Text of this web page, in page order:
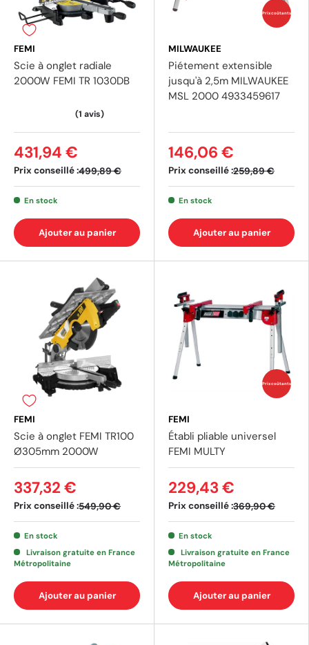
(2 avis) (10
FEMI
Scie à onglet radiale
2000W FEMI TR 1030DB
Prix conseillé :499,89 €
431,94 €
En stock
Ajouter au panier
Prix coûtants
MILWAUKEE
Piétement extensible
jusqu'à 2,5m MILWAUKEE
MSL 2000 4933459617
Prix conseillé :259,89 €
146,06 €
En stock
Ajouter au panier
FEMI
Scie à onglet FEMI TR100
Ø305mm 2000W
Prix conseillé :549,90 €
337,32 €
En stock
Livraison gratuite en France
Métropolitaine
Ajouter au panier
Prix coûtants
FEMI
Établi pliable universel
FEMI MULTY
Prix conseillé :369,90 €
229,43 €
En stock
Livraison gratuite en France
Métropolitaine
Ajouter au panier